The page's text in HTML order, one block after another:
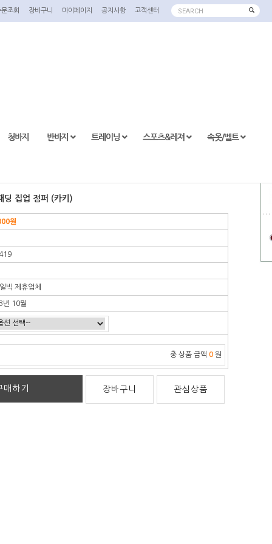
SEARCH
문조회 장바구니 마이페이지 공지사항 고객센터
청바지 반바지 트레이닝 스포츠&레져 속옷/벨트
집업 점퍼 (카키)
원
빅 제휴업체
년 10월
총 상품 금액 0 원
매하기 장바구니 관심상품